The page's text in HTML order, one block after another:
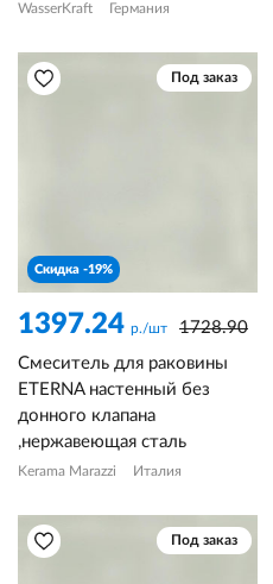
WasserKraft Германия
Под заказ
Скидка -19%
1397.24 р./шт
1728.90
Смеситель для раковины
ETERNA настенный без
донного клапана
,нержавеющая сталь
Kerama Marazzi Италия
Под заказ